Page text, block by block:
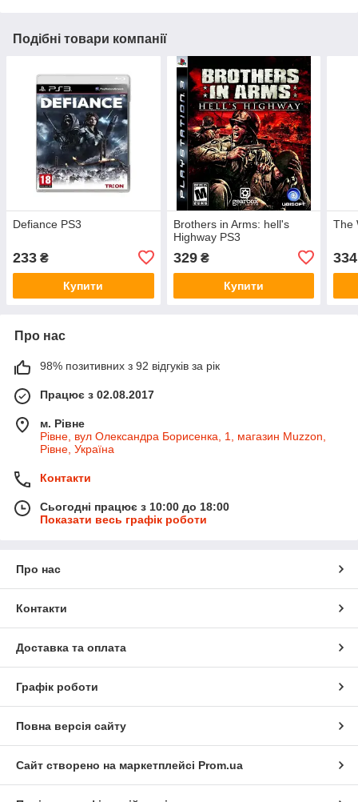
Подібні товари компанії
Defiance PS3
233 ₴
Купити
Brothers in Arms: hell's
Highway PS3
329₴
Купити
The
334
Про нас
98% позитивних з 92 відгуків за рік
Працює з 02.08.2017
м. Рівне
Рівне, вул Олександра Борисенка, 1, магазин Muzzon,
Рівне, Україна
Контакти
Сьогодні працює з 10:00 до 18:00
Показати весь графік роботи
Про нас
Контакти
Доставка та оплата
Графік роботи
Повна версія сайту
Сайт створено на маркетплейсі Prom.ua